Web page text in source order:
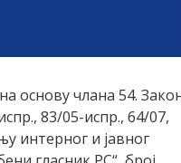
члана 54.
83/05-испр., 64/07,
интерног и јавног